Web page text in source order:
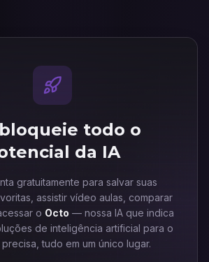
todo o
da IA
gratuitamente para salvar suas
assistir vídeo aulas, comparar
o Octo — nossa IA que indica
de inteligência artificial para o
tudo em um único lugar.